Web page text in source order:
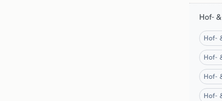
Hof-
Hof-
Hof-
Hof-
Hof-